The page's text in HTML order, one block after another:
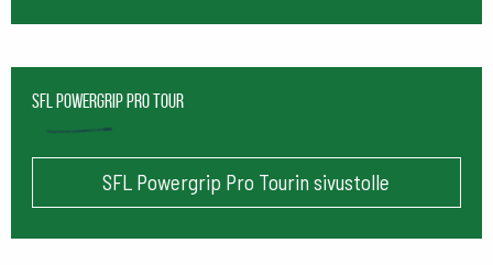
SFL Powergrip Pro Tour
SFL Powergrip Pro Tourin sivustolle